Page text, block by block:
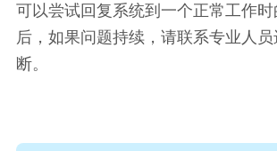
可以尝试回复系统到一个正常工作
后，如果问题持续，请联系专业人
断。